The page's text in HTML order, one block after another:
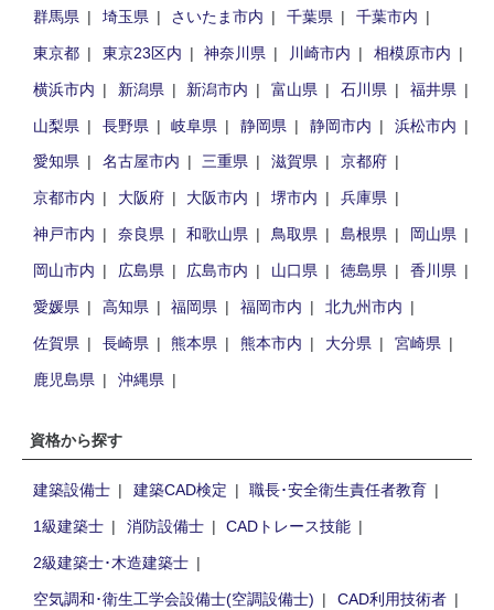
群馬県
埼玉県 さいたま市内 千葉県
千葉市内
東京都
東京23区内 神奈川県 川崎市内
相模原市内
横浜市内
新潟県 新潟市内 富山県 石川県
福井県
山梨県
長野県 岐阜県 静岡県 静岡市内
浜松市内
愛知県
名古屋市内 三重県 滋賀県
京都府
京都市内
大阪府 大阪市内 堺市内
兵庫県
神戸市内
奈良県 和歌山県 鳥取県 島根県
岡山県
岡山市内
広島県 広島市内 山口県 徳島県
香川県
愛媛県
高知県 福岡県 福岡市内
北九州市内
佐賀県
長崎県 熊本県 熊本市内 大分県
宮崎県
鹿児島県
沖縄県
資格から探す
建築設備士 建築CAD検定
職長･安全衛生責任者教育
1級建築士
消防設備士
CADトレース技能
2級建築士･木造建築士
空気調和･衛生工学会設備士(空調設備士)
CAD利用技術者